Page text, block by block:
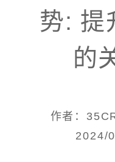
势: 提
的
作者：
2024/